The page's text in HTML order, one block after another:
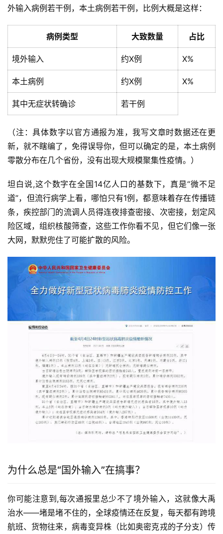
外输入病例若干例，本土病例若干例，比例大概是这样：
病例类型 大致数量 占比
境外输入 约X例 X%
本土病例 约X例 X%
其中无症状转确诊 若干例
（注：具体数字以官方通报为准，我写文章时数据还在更
新，就不瞎编了，免得误导你，但可以确定的是，本土病例
零散分布在几个省份，没有出现大规模聚集性疫情。）
坦白说,这个数字在全国14亿人口的基数下，真是“微不足
道”，但流行病学上看，哪怕只有1例，都意味着存在传播链
条，疾控部门的流调人员得连夜排查密接、次密接，划定风
险区域，组织核酸筛查，这些工作你看不见，但它们像一张
大网，默默兜住了可能扩散的风险。
为什么总是“国外输入”在搞事？
你可能注意到,每次通报里总少不了境外输入，这就像大禹
治水——堵是堵不住的，全球疫情还在反复，每天都有跨境
航班、货物往来，病毒变异株（比如奥密克戎的子分支）传